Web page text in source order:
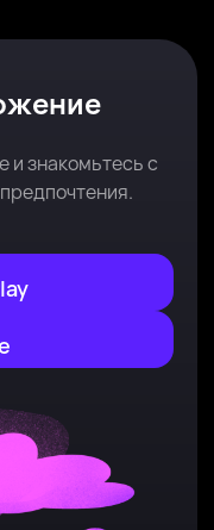
и знакомьтесь с